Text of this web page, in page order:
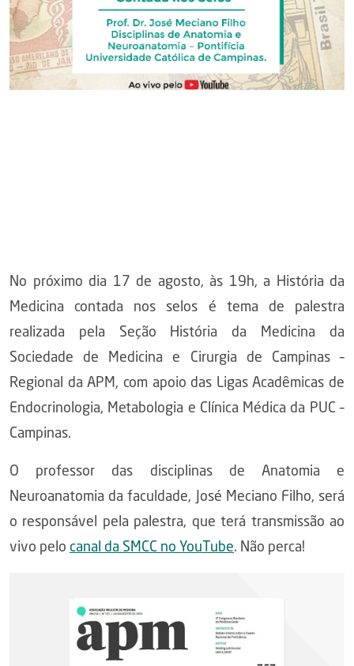
No próximo dia 17 de agosto, às 19h, a História da
Medicina contada nos selos é tema de palestra
realizada pela Seção História da Medicina da
Sociedade de Medicina e Cirurgia de Campinas –
Regional da APM, com apoio das Ligas Acadêmicas de
Endocrinologia, Metabologia e Clínica Médica da PUC –
Campinas.
O professor das disciplinas de Anatomia e
Neuroanatomia da faculdade, José Meciano Filho, será
o responsável pela palestra, que terá transmissão ao
vivo pelo canal da SMCC no YouTube. Não perca!